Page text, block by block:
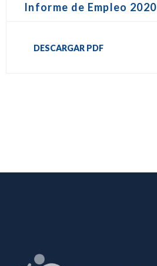
Informe de Empleo 2020
DESCARGAR PDF